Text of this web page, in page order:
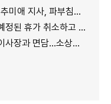
으로 '경기도 재정 비상' 극복 나섰다
취소하고 시민 안전 챙겨
·전통시장 지원 협력체계 구축